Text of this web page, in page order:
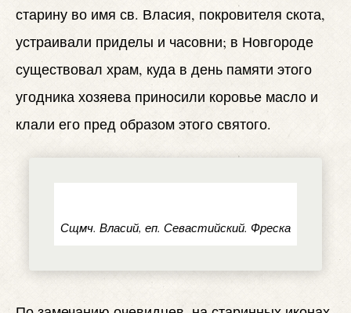
старину во имя св. Власия, покровителя скота,
устраивали приделы и часовни; в Новгороде
существовал храм, куда в день памяти этого
угодника хозяева приносили коровье масло и
клали его пред образом этого святого.
Сщмч. Власий, еп. Севастийский. Фреска